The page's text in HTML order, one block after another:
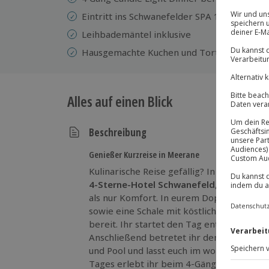
Eintritt ins Schwanefelder SPA 1200qm
Leihbademäntel inklusive
Hausgemachte Kuchen und Tortenauswahl
Alles auf einen Blick
Beschreibung
Genießer Kurzreise in Meerane
Kulinarische Reise gefällig? In Meerane
4-Sterne-Hotel Schwanefeld, in
als nur Komfort. In eurem
sowie eine Schale mit köstlicher
bereit. Ihr startet den Tag entspannt mit
Anschließend betretet ihr den 1200 qm
und Pool und lasst euch im wohligen
Tages erlebt ihr beim 4-Gänge-Menü im